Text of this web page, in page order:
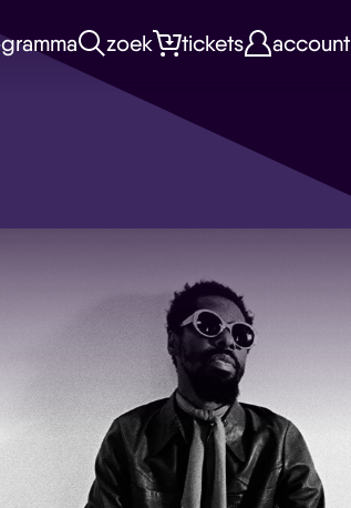
zoek tickets account